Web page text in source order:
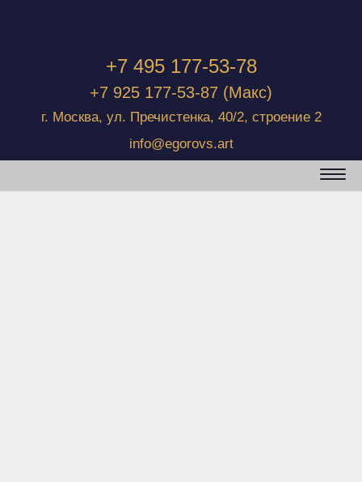
+7 495 177-53-78
+7 925 177-53-87 (Макс)
г. Москва, ул. Пречистенка, 40/2, строение 2
info@egorovs.art